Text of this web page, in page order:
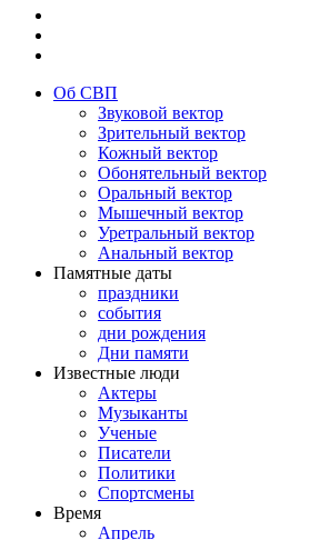
Об СВП
Звуковой вектор
Зрительный вектор
Кожный вектор
Обонятельный вектор
Оральный вектор
Мышечный вектор
Уретральный вектор
Анальный вектор
Памятные даты
праздники
события
дни рождения
Дни памяти
Известные люди
Актеры
Музыканты
Ученые
Писатели
Политики
Спортсмены
Время
Апрель